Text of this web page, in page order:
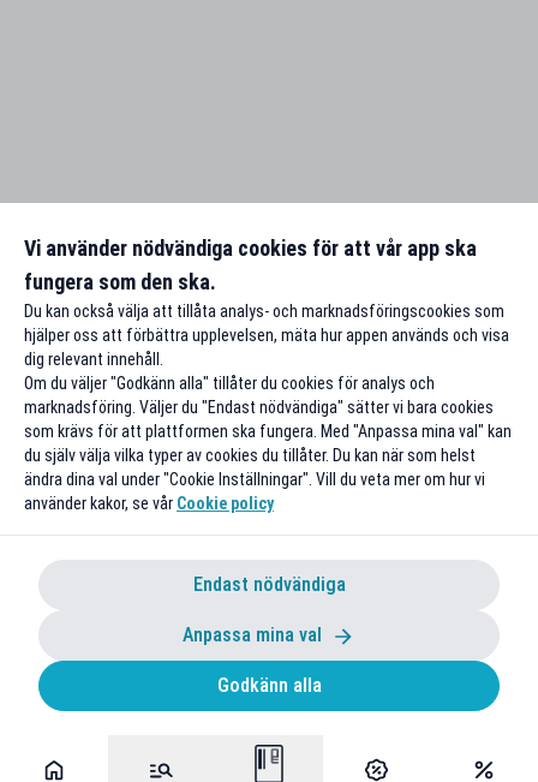
Vi använder nödvändiga cookies för att vår app ska
fungera som den ska.
Du kan också välja att tillåta analys- och marknadsföringscookies som
hjälper oss att förbättra upplevelsen, mäta hur appen används och visa
dig relevant innehåll.
Om du väljer "Godkänn alla" tillåter du cookies för analys och
marknadsföring. Väljer du "Endast nödvändiga" sätter vi bara cookies
som krävs för att plattformen ska fungera. Med "Anpassa mina val" kan
du själv välja vilka typer av cookies du tillåter. Du kan när som helst
ändra dina val under "Cookie Inställningar". Vill du veta mer om hur vi
använder kakor, se vår Cookie policy
Endast nödvändiga
Anpassa mina val
Godkänn alla